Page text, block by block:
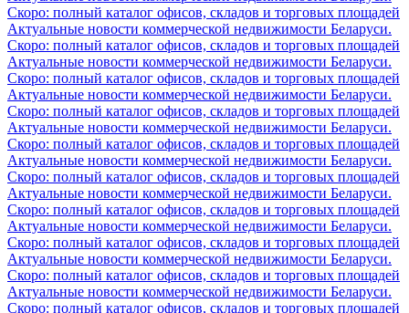
Скоро: полный каталог офисов, складов и торговых площадей
Актуальные новости коммерческой недвижимости Беларуси.
Скоро: полный каталог офисов, складов и торговых площадей
Актуальные новости коммерческой недвижимости Беларуси.
Скоро: полный каталог офисов, складов и торговых площадей
Актуальные новости коммерческой недвижимости Беларуси.
Скоро: полный каталог офисов, складов и торговых площадей
Актуальные новости коммерческой недвижимости Беларуси.
Скоро: полный каталог офисов, складов и торговых площадей
Актуальные новости коммерческой недвижимости Беларуси.
Скоро: полный каталог офисов, складов и торговых площадей
Актуальные новости коммерческой недвижимости Беларуси.
Скоро: полный каталог офисов, складов и торговых площадей
Актуальные новости коммерческой недвижимости Беларуси.
Скоро: полный каталог офисов, складов и торговых площадей
Актуальные новости коммерческой недвижимости Беларуси.
Скоро: полный каталог офисов, складов и торговых площадей
Актуальные новости коммерческой недвижимости Беларуси.
Скоро: полный каталог офисов, складов и торговых площадей